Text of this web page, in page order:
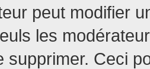
peut modifier
les
supprimer. Ceci